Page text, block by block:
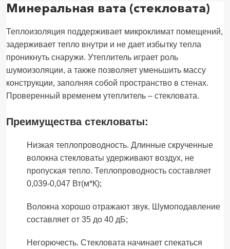
Минеральная вата (стекловата)
Теплоизоляция поддерживает микроклимат помещений,
задерживает тепло внутри и не дает избытку тепла
проникнуть снаружи. Утеплитель играет роль
шумоизоляции, а также позволяет уменьшить массу
конструкции, заполняя собой пространство в стенах.
Проверенный временем утеплитель – стекловата.
Преимущества стекловаты:
Низкая теплопроводность. Длинные скрученные
волокна стекловаты удерживают воздух, не
пропуская тепло. Теплопроводность составляет
0,039-0,047 Вт(м*К);
Волокна хорошо отражают звук. Шумоподавление
составляет от 35 до 40 дБ;
Негорючесть. Стекловата начинает спекаться